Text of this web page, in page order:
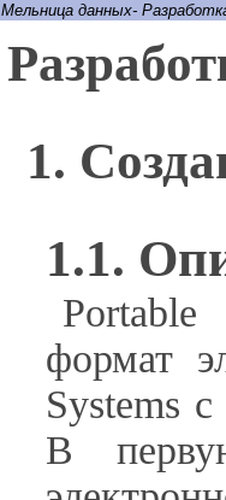
Мельница данных-
1.
1.1.
формат
Systems
В